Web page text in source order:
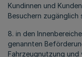
Kundinnen und
Besuchern zugänglich
8. in den
genannten
Fahrzeugnutzung